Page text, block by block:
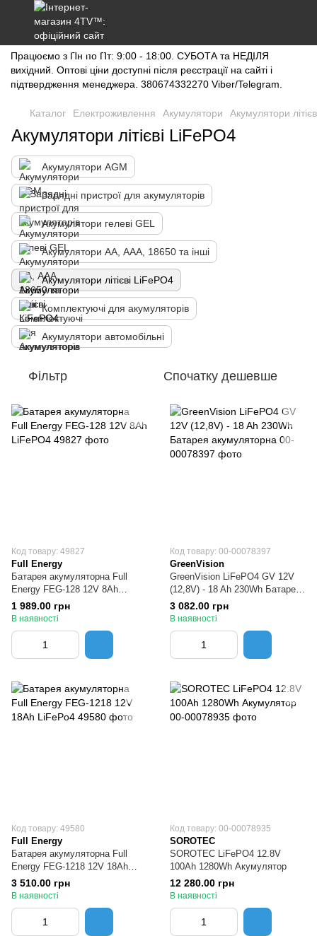
Працюємо з Пн по Пт: 9:00 - 18:00. СУБОТА та НЕДІЛЯ
вихідний. Оптові ціни доступні після реєстрації на сайті і
підтвердження менеджера. 380674332270 Viber/Telegram.
Каталог Електроживлення Акумулятори Акумулятори
Акумулятори літієві LiFePO4
Акумулятори AGM
Зарядні пристрої для акумуляторів
Акумулятори гелеві GEL
Акумулятори АА, ААА, 18650 та інші
Акумулятори літієві LiFePO4
Комплектуючі для акумуляторів
Акумулятори автомобільні
Фільтр Спочатку дешевше
Код товару: 49827
Full Energy
Батарея акумуляторна Full
Energy FEG-128 12V 8Ah
LiFePO4
1 989.00 грн
В наявності
Код товару: 00-00078397
GreenVision
GreenVision LiFePO4 GV 12V
(12,8V) - 18 Ah 230Wh Батарея
акумуляторна
3 082.00 грн
В наявності
Код товару: 49580
Full Energy
Батарея акумуляторна Full
Energy FEG-1218 12V 18Ah
LiFePo4
3 510.00 грн
В наявності
Код товару: 00-00078935
SOROTEC
SOROTEC LiFePO4 12.8V
100Ah 1280Wh Акумулятор
12 280.00 грн
В наявності